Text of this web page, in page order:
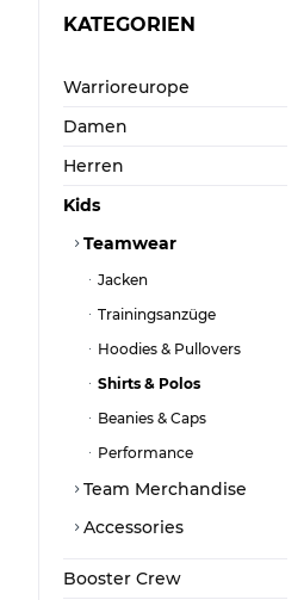
KATEGORIEN
Warrioreurope
Damen
Herren
Kids
Teamwear
Jacken
Trainingsanzüge
Hoodies & Pullovers
Shirts & Polos
Beanies & Caps
Performance
Team Merchandise
Accessories
Booster Crew